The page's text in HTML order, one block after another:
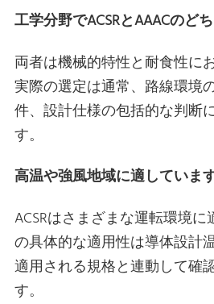
工学分野でACSRとAAACのど
両者は機械的特性と耐食性に
実際の選定は通常、路線環境
件、設計仕様の包括的な判断
す。
高温や強風地域に適していま
ACSRはさまざまな運転環境
の具体的な適用性は導体設計
適用される規格と連動して確
す。